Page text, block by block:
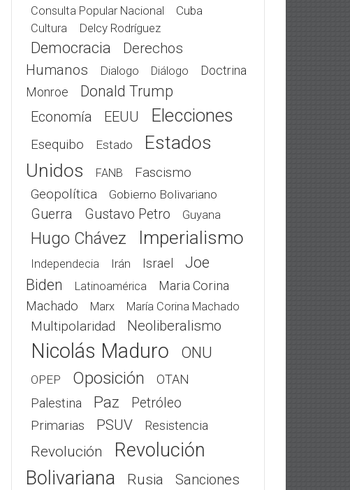
Consulta Popular Nacional
Cuba
Cultura Delcy Rodríguez
Democracia
Derechos
Humanos
Dialogo Diálogo
Doctrina
Monroe
Donald Trump
Economía EEUU Elecciones
Esequibo Estado
Estados
Unidos
FANB Fascismo
Geopolítica Gobierno Bolivariano
Guerra Gustavo Petro Guyana
Hugo Chávez Imperialismo
Independecia Irán Israel
Joe
Biden
Latinoamérica
Maria Corina
Machado
Marx María Corina Machado
Multipolaridad Neoliberalismo
Nicolás Maduro ONU
OPEP Oposición
OTAN
Palestina
Paz Petróleo
Primarias PSUV Resistencia
Revolución
Revolución
Bolivariana
Rusia
Sanciones